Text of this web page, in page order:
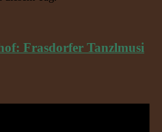
Frasdorfer Tanzlmusi